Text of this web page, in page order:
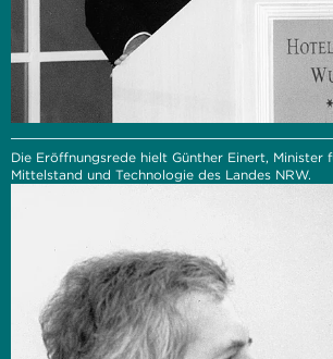
Die Eröffnungsrede hielt Günther Einert, Minister
Mittelstand und Technologie des Landes NRW.